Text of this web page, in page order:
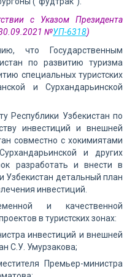
с Указом Президента
30.09.2021 №УП-6318)
что Государственным
по развитию туризма
специальных туристских
и Сурхандарьинской
Республики Узбекистан по
инвестиций и внешней
совместно с хокимиятами
и других
разработать и внести в
Узбекистан детальный план
инвестиций.
и качественной
в туристских зонах:
инвестиций и внешней
С.У. Умурзакова;
Премьер-министра